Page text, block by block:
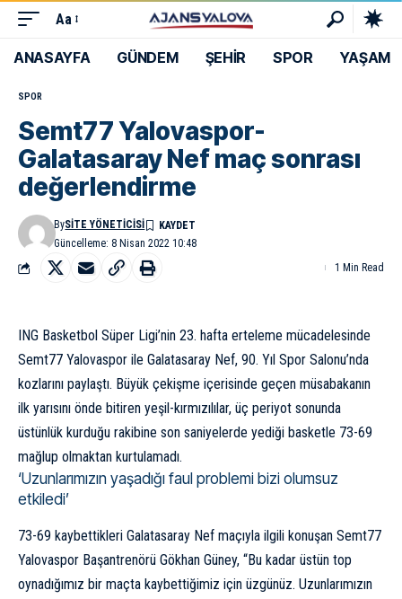
Aa
ANASAYFA GÜNDEM ŞEHİR SPOR YAŞAM
SPOR
Semt77 Yalovaspor-
Galatasaray Nef maç sonrası
değerlendirme
Güncelleme: 8 Nisan 2022 10:48
BySITE YÖNETICISI
1 Min Read
ING Basketbol Süper Ligi’nin 23. hafta erteleme mücadelesinde
Semt77 Yalovaspor ile Galatasaray Nef, 90. Yıl Spor Salonu’nda
kozlarını paylaştı. Büyük çekişme içerisinde geçen müsabakanın
ilk yarısını önde bitiren yeşil-kırmızılılar, üç periyot sonunda
üstünlük kurduğu rakibine son saniyelerde yediği basketle 73-69
mağlup olmaktan kurtulamadı.
‘Uzunlarımızın yaşadığı faul problemi bizi olumsuz
etkiledi’
73-69 kaybettikleri Galatasaray Nef maçıyla ilgili konuşan Semt77
Yalovaspor Başantrenörü Gökhan Güney, “Bu kadar üstün top
oynadığımız bir maçta kaybettiğimiz için üzgünüz. Uzunlarımızın